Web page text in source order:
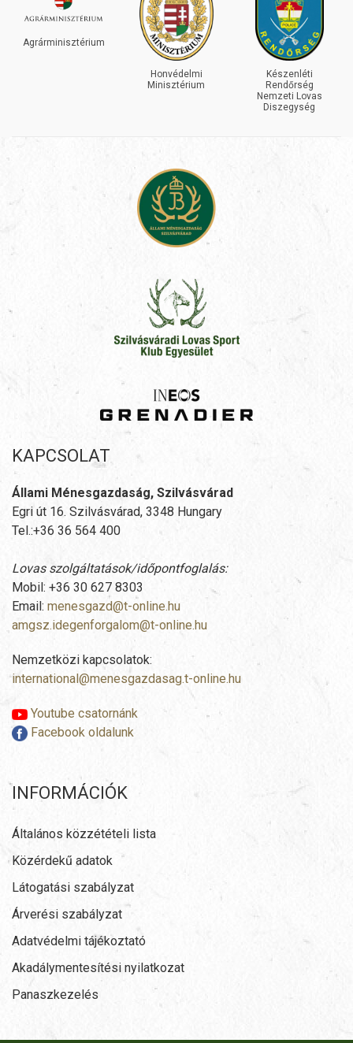
Agrárminisztérium
Honvédelmi
Minisztérium
Készenléti
Rendőrség
Nemzeti Lovas
Diszegység
KAPCSOLAT
Állami Ménesgazdaság, Szilvásvárad
Egri út 16. Szilvásvárad, 3348 Hungary
Tel.:+36 36 564 400
Lovas szolgáltatások/időpontfoglalás:
Mobil: +36 30 627 8303
Email: menesgazd@t-online.hu
amgsz.idegenforgalom@t-online.hu
Nemzetközi kapcsolatok:
international@menesgazdasag.t-online.hu
Youtube csatornánk
Facebook oldalunk
INFORMÁCIÓK
Általános közzétételi lista
Közérdekű adatok
Látogatási szabályzat
Árverési szabályzat
Adatvédelmi tájékoztató
Akadálymentesítési nyilatkozat
Panaszkezelés